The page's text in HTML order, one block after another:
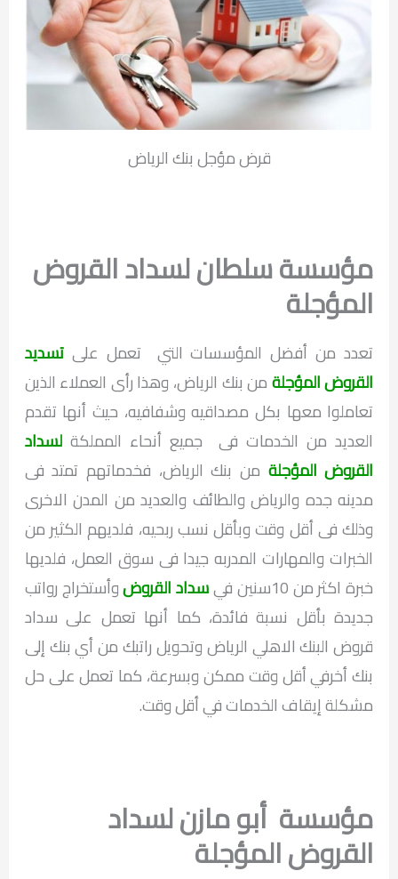
قرض مؤجل بنك الرياض
مؤسسة سلطان لسداد القروض
المؤجلة
تعدد من أفضل المؤسسات التي تعمل علىتسديد
القروض المؤجلةمن بنك الرياض، وهذا رأى العملاء الذين
تعاملوا معها بكل مصداقيه وشفافيه، حيث أنها تقدم
العديد من الخدمات فى جميع أنحاء المملكةلسداد
القروض المؤجلة من بنك الرياض، فخدماتهم تمتد فى
مدينه جده والرياض والطائف والعديد من المدن الاخرى
وذلك فى أقل وقت وبأقل نسب ربحيه، فلديهم الكثير من
الخبرات والمهارات المدربه جيدا فى سوق العمل، فلديها
خبرة اكثر من 10سنين في
سداد القروضوأستخراج رواتب
جديدة بأقل نسبة فائدة، كما أنها تعمل على سداد
قروض البنك الاهلي الرياض وتحويل راتبك من أي بنك إلى
بنك أخرفي أقل وقت ممكن وبسرعة، كما تعمل على حل
مشكلة إيقاف الخدمات في أقل وقت.
مؤسسة أبو مازن لسداد
القروض المؤجلة